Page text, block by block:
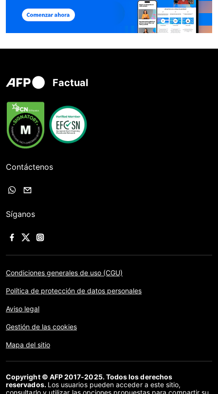
Factual
Contáctenos
Síganos
Condiciones generales de uso (CGU)
Política de protección de datos personales
Aviso legal
Gestión de las cookies
Mapa del sitio
Copyright © AFP 2017-2025. Todos los derechos
reservados. Los usuarios pueden acceder a este sitio,